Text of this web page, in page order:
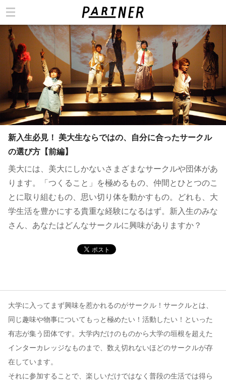
新入生必見！ 美大生ならではの、自分に合ったサークル
の選び方【前編】
美大には、美大にしかないさまざまなサークルや団体があ
ります。「つくること」を極めるもの、仲間とひとつのこ
とに取り組むもの、思い切り体を動かすもの。どれも、大
学生活を豊かにする貴重な経験になるはず。新入生のみな
さん、あなたはどんなサークルに興味がありますか？
大学に入ってまず興味を惹かれるのがサークル！サークルとは、
同じ趣味や物事についてもっと極めたい！活動したい！といった
有志が集う団体です。大学内だけのものから大学の垣根を超えた
インターカレッジなものまで、数え切れないほどのサークルが存
在しています。
それに参加することで、楽しいだけではなく普段の生活では得ら
カテゴリ
お問い合わせ